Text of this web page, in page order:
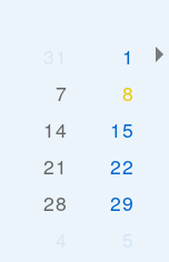
1
7
8
14
15
21
22
28
29
5